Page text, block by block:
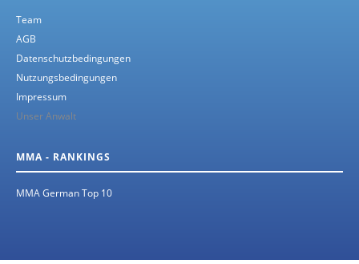
Team
AGB
Datenschutzbedingungen
Nutzungsbedingungen
Impressum
Unser Anwalt
MMA - RANKINGS
MMA German Top 10